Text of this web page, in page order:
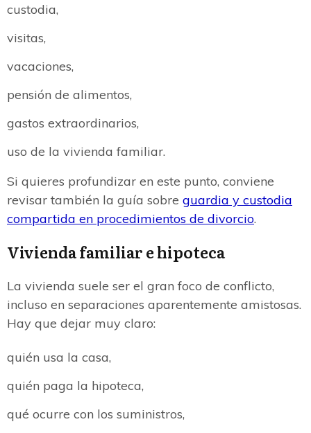
custodia,
visitas,
vacaciones,
pensión de alimentos,
gastos extraordinarios,
uso de la vivienda familiar.
Si quieres profundizar en este punto, conviene
revisar también la guía sobre guardia y custodia
compartida en procedimientos de divorcio.
Vivienda familiar e hipoteca
La vivienda suele ser el gran foco de conflicto,
incluso en separaciones aparentemente amistosas.
Hay que dejar muy claro:
quién usa la casa,
quién paga la hipoteca,
qué ocurre con los suministros,